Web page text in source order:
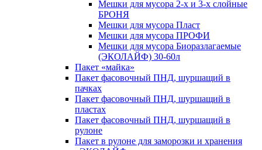
Мешки для мусора 2-х и 3-х слойные
БРОНЯ
Мешки для мусора Пласт
Мешки для мусора ПРОФИ
Мешки для мусора Биоразлагаемые
(ЭКОЛАЙФ) 30-60л
Пакет «майка»
Пакет фасовочный ПНД, шуршащий в
пачках
Пакет фасовочный ПНД, шуршащий в
пластах
Пакет фасовочный ПНД, шуршащий в
рулоне
Пакет в рулоне для заморозки и хранения